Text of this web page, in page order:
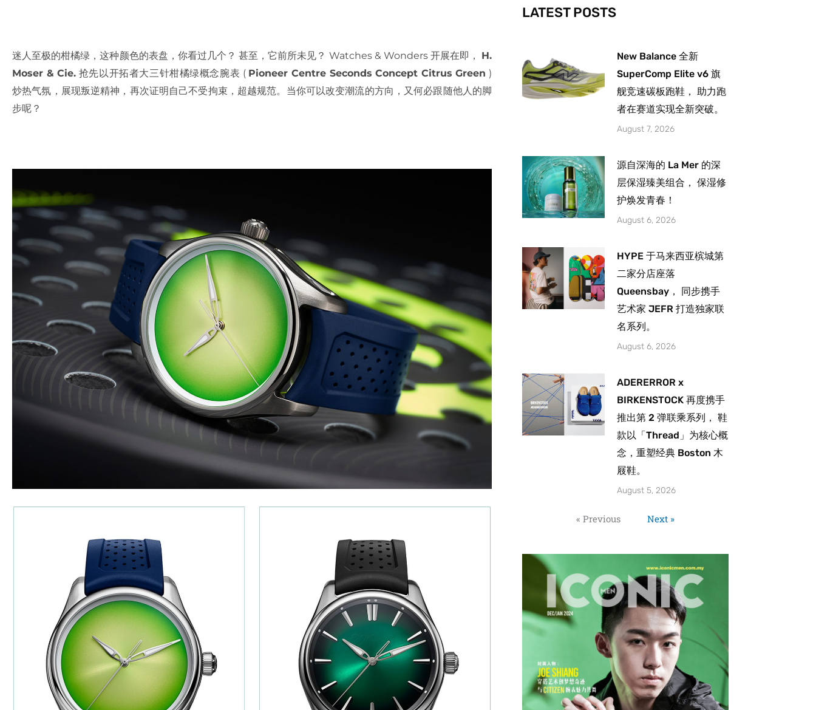
迷人至极的柑橘绿，这种颜色的表盘，你看过几个？ 甚至，它前所未见？ Watches & Wonders 开展在即， H.
Moser & Cie. 抢先以开拓者大三针柑橘绿概念腕表 ( Pioneer Centre Seconds Concept Citrus Green )
炒热气氛，展现叛逆精神，再次证明自己不受拘束，超越规范。当你可以改变潮流的方向，又何必跟随他人的脚
步呢？
-
f
m
LATEST POSTS
New Balance 全新
SuperComp Elite v6 旗
舰竞速碳板跑鞋， 助力跑
者在赛道实现全新突破。
August 7, 2026
源自深海的 La Mer 的深
层保湿臻美组合， 保湿修
护焕发青春！
August 6, 2026
HYPE 于马来西亚槟城第
二家分店座落
Queensbay， 同步携手
艺术家 JEFR 打造独家联
名系列。
August 6, 2026
ADERERROR x
BIRKENSTOCK 再度携手
推出第 2 弹联乘系列， 鞋
款以「Thread」为核心概
念，重塑经典 Boston 木
屐鞋。
August 5, 2026
« Previous Next »